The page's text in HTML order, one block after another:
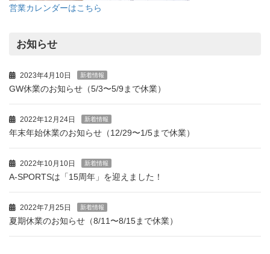
営業カレンダーはこちら
お知らせ
2023年4月10日 新着情報
GW休業のお知らせ（5/3〜5/9まで休業）
2022年12月24日 新着情報
年末年始休業のお知らせ（12/29〜1/5まで休業）
2022年10月10日 新着情報
A-SPORTSは「15周年」を迎えました！
2022年7月25日 新着情報
夏期休業のお知らせ（8/11〜8/15まで休業）